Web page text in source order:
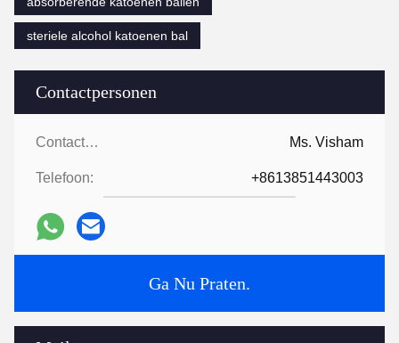
Contactpersonen
Contactpersonen: Ms. Visham
Telefoon: +8613851443003
Ga Nu Praten.
steriele alcohol katoenen bal